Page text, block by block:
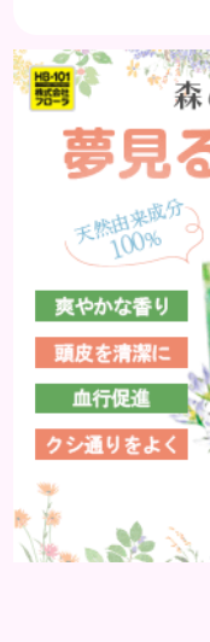
やかに保つことは
て、メイクオフを
ので何とかなって
代の肌は、水分保
乱れといった変化が